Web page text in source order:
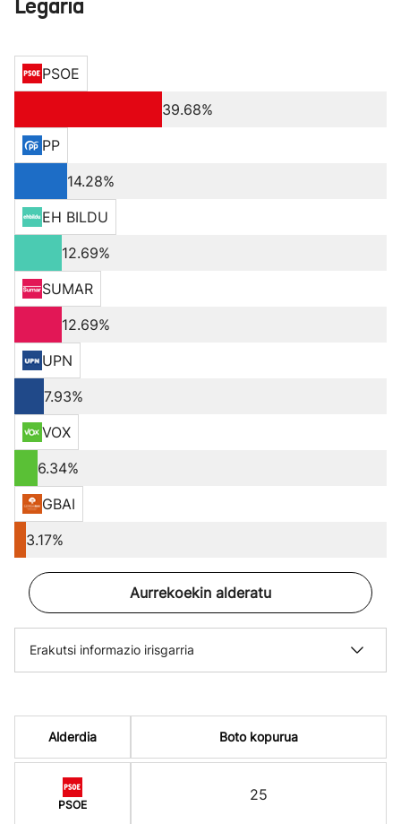
Legaria
PSOE
39.68%
PP
14.28%
EH BILDU
12.69%
SUMAR
12.69%
UPN
7.93%
VOX
6.34%
GBAI
3.17%
Aurrekoekin alderatu
Erakutsi informazio irisgarria
Alderdia
PSOE
Boto kopurua
25